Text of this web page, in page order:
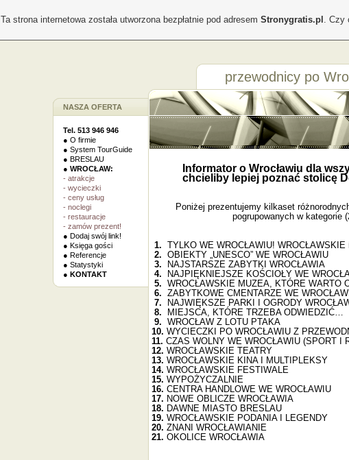
NASZA OFERTA
Tel. 513 946 946
● O firmie
● System TourGuide
● BRESLAU
● WROCŁAW:
- atrakcje
- wycieczki
- ceny usług
- noclegi
- restauracje
- zamów prezent!
● Dodaj swój link!
● Księga gości
● Referencje
● Statystyki
● KONTAKT
przewodnicy po
Informator o Wrocławiu dla
chcieliby lepiej poznać stolicę
Poniżej prezentujemy kilkaset
pogrupowanych w kategorie
1. TYLKO WE WROCŁAWIU!
2. OBIEKTY „UNESCO” WE WROCŁAWIU
3. NAJSTARSZE ZABYTKI WROCŁAWIA
4. NAJPIĘKNIEJSZE KOŚCIOŁY WE
5. WROCŁAWSKIE MUZEA, KTÓRE WARTO
6. ZABYTKOWE CMENTARZE WE
7. NAJWIĘKSZE PARKI I OGRODY
8. MIEJSCA, KTÓRE TRZEBA ODWIEDZIĆ…
9. WROCŁAW Z LOTU PTAKA
10. WYCIECZKI PO WROCŁAWIU Z
11. CZAS WOLNY WE WROCŁAWIU (SPORT I
12. WROCŁAWSKIE TEATRY
13. WROCŁAWSKIE KINA I MULTIPLEKSY
14. WROCŁAWSKIE FESTIWALE
15. WYPOŻYCZALNIE
16. CENTRA HANDLOWE WE WROCŁAWIU
17. NOWE OBLICZE WROCŁAWIA
18. DAWNE MIASTO BRESLAU
19. WROCŁAWSKIE PODANIA I LEGENDY
20. ZNANI WROCŁAWIANIE
21. OKOLICE WROCŁAWIA
Ta strona internetowa została utworzona bezpłatnie pod adresem Stronygratis.pl . Czy